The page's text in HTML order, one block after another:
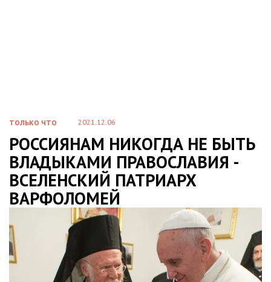
ТОЛЬКО ЧТО 2021.12.06
РОССИЯНАМ НИКОГДА НЕ БЫТЬ
ВЛАДЫКАМИ ПРАВОСЛАВИЯ -
ВСЕЛЕНСКИЙ ПАТРИАРХ
ВАРФОЛОМЕЙ